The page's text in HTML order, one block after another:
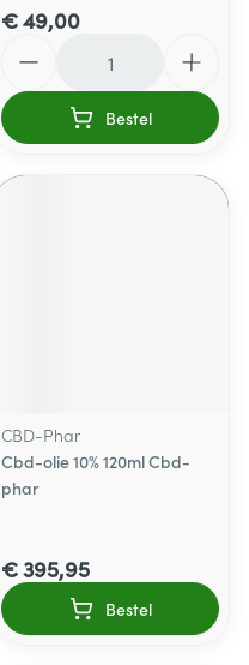
€ 49,00
Bestel
CBD-Phar
Cbd-olie 10% 120ml Cbd-
phar
€ 395,95
Bestel